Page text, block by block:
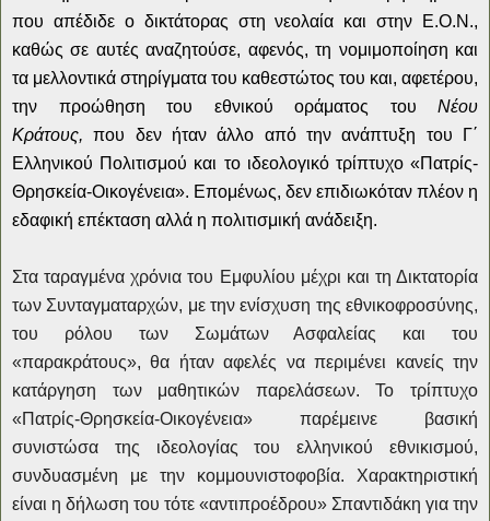
που απέδιδε ο δικτάτορας στη νεολαία και στην Ε.Ο.Ν.,
καθώς σε αυτές αναζητούσε, αφενός, τη νομιμοποίηση και
τα μελλοντικά στηρίγματα του καθεστώτος του και, αφετέρου,
την προώθηση του εθνικού οράματος του Νέου
Κράτους, που δεν ήταν άλλο από την ανάπτυξη του Γ΄
Ελληνικού Πολιτισμού και το ιδεολογικό τρίπτυχο «Πατρίς-
Θρησκεία-Οικογένεια». Επομένως, δεν επιδιωκόταν πλέον η
εδαφική επέκταση αλλά η πολιτισμική ανάδειξη.
Στα ταραγμένα χρόνια του Εμφυλίου μέχρι και τη Δικτατορία
των Συνταγματαρχών, με την ενίσχυση της εθνικοφροσύνης,
του ρόλου των Σωμάτων Ασφαλείας και του
«παρακράτους», θα ήταν αφελές να περιμένει κανείς την
κατάργηση των μαθητικών παρελάσεων. Το τρίπτυχο
«Πατρίς-Θρησκεία-Οικογένεια» παρέμεινε βασική
συνιστώσα της ιδεολογίας του ελληνικού εθνικισμού,
συνδυασμένη με την κομμουνιστοφοβία. Χαρακτηριστική
είναι η δήλωση του τότε «αντιπροέδρου» Σπαντιδάκη για την